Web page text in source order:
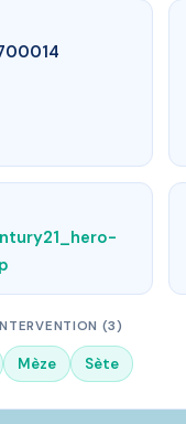
(3)
Mèze Sète